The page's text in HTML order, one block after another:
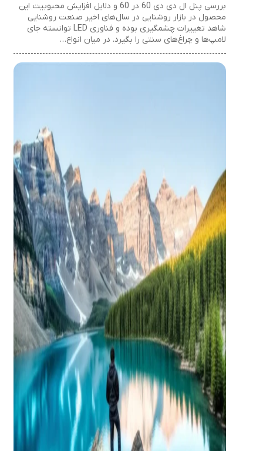
بررسی پنل ال دی دی 60 در 60 و دلایل افزایش محبوبیت این
محصول در بازار روشنایی در سال‌های اخیر صنعت روشنایی
شاهد تغییرات چشمگیری بوده و فناوری LED توانسته جای
لامپ‌ها و چراغ‌های سنتی را بگیرد. در میان انواع…